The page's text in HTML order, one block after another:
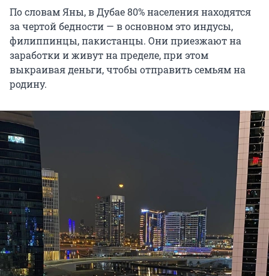
По словам Яны, в Дубае 80% населения находятся
за чертой бедности — в основном это индусы,
филиппинцы, пакистанцы. Они приезжают на
заработки и живут на пределе, при этом
выкраивая деньги, чтобы отправить семьям на
родину.